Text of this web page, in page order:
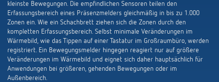
kleinste Bewegungen. Die empfindlichen Sensoren teilen den
Erfassungsbereich eines Präsenzmelders gleichmäßig in bis zu 1.000
Zonen ein. Wie ein Schachbrett ziehen sich die Zonen durch den
kompletten Erfassungsbereich. Selbst minimale Veränderungen im
Wärmebild, wie das Tippen auf einer Tastatur im Großraumbüro, werden
registriert. Ein Bewegungsmelder hingegen reagiert nur auf größere
Veränderungen im Wärmebild und eignet sich daher hauptsächlich für
Anwendungen bei größeren, gehenden Bewegungen oder im
Außenbereich.